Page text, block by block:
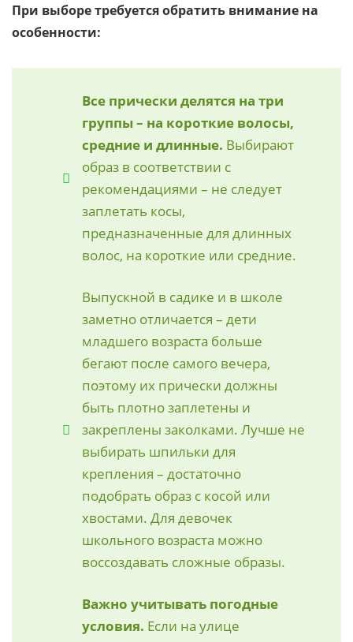
При выборе требуется обратить внимание на
особенности:
Все прически делятся на три
группы – на короткие волосы,
средние и длинные. Выбирают
образ в соответствии с
рекомендациями – не следует
заплетать косы,
предназначенные для длинных
волос, на короткие или средние.
Выпускной в садике и в школе
заметно отличается – дети
младшего возраста больше
бегают после самого вечера,
поэтому их прически должны
быть плотно заплетены и
закреплены заколками. Лучше не
выбирать шпильки для
крепления – достаточно
подобрать образ с косой или
хвостами. Для девочек
школьного возраста можно
воссоздавать сложные образы.
Важно учитывать погодные
условия. Если на улице